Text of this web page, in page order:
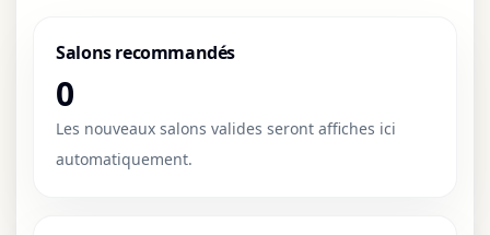
Salons recommandés
0
Les nouveaux salons valides seront affiches ici
automatiquement.